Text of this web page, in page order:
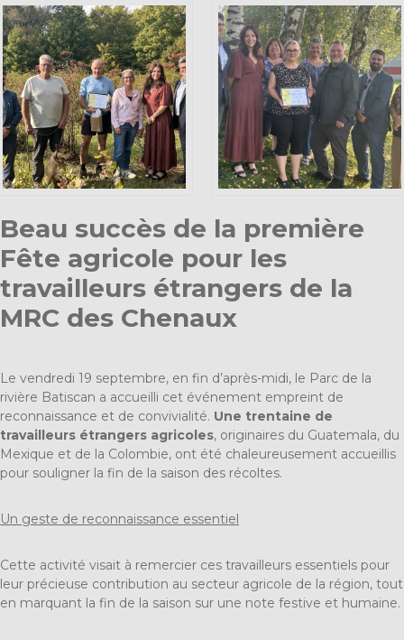
Beau succès de la première
Fête agricole pour les
travailleurs étrangers de la
MRC des Chenaux
Le vendredi 19 septembre, en fin d’après-midi, le Parc de la
rivière Batiscan a accueilli cet événement empreint de
reconnaissance et de convivialité. Une trentaine de
travailleurs étrangers agricoles, originaires du Guatemala, du
Mexique et de la Colombie, ont été chaleureusement accueillis
pour souligner la fin de la saison des récoltes.
Un geste de reconnaissance essentiel
Cette activité visait à remercier ces travailleurs essentiels pour
leur précieuse contribution au secteur agricole de la région, tout
en marquant la fin de la saison sur une note festive et humaine.